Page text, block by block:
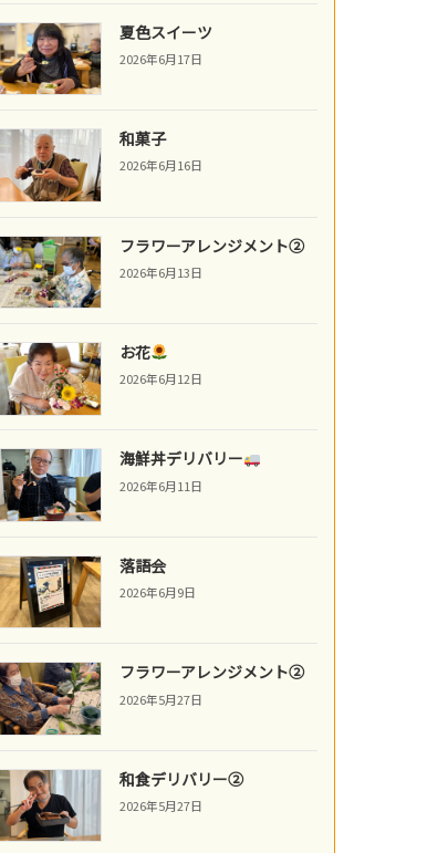
夏色スイーツ
2026年6月17日
和菓子
2026年6月16日
フラワーアレンジメント②
2026年6月13日
お花
2026年6月12日
海鮮丼デリバリー
2026年6月11日
落語会
2026年6月9日
フラワーアレンジメント②
2026年5月27日
和食デリバリー②
2026年5月27日